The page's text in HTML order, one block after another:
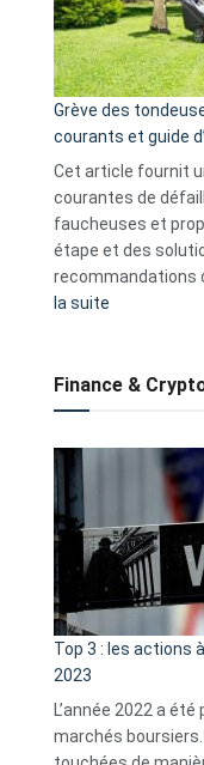
Grève des
courants et guide
Cet article fournit
courantes de
faucheuses et
étape et des
recommandations
la suite
tondeuses
démarrage
courants
et
guide
d’auto-
assistance
Finance &
Top 3 : les actions
2023
L’année 2022 a
marchés